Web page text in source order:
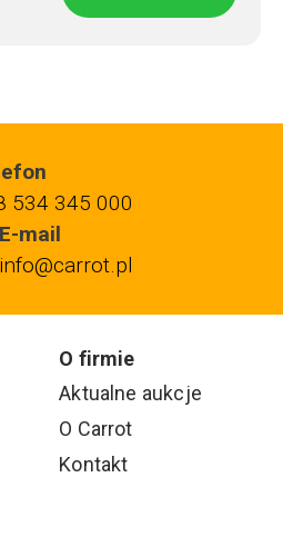
534 345 000
E-mail
info@carrot.pl
O firmie
Aktualne aukcje
O Carrot
Kontakt